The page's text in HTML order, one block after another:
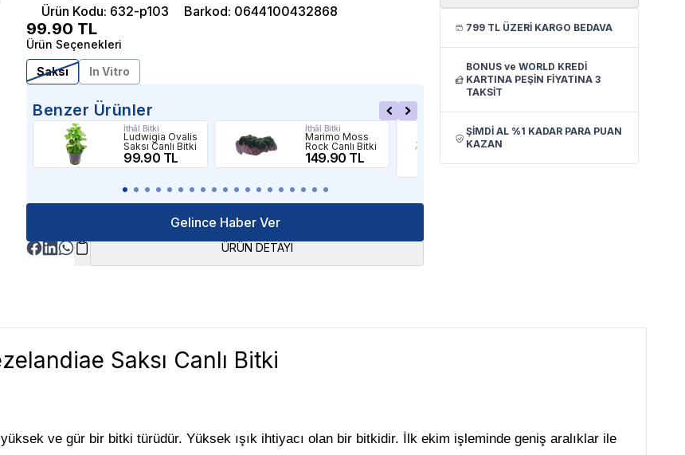
Ürün Kodu: 632-p103 Barkod: 0644100432868
99.90 TL
Ürün Seçenekleri
Saksı
In Vitro
Benzer Ürünler
İthâl Bitki
Ludwigia Ovalis
Saksı Canlı Bitki
99.90 TL
İthâl Bitki
Marimo Moss
Rock Canlı Bitki
149.90 TL
İthâl Bitki
Dracaena
Sanderiana Gold
69.90 TL
Gelince Haber Ver
ÜRÜN DETAYI
799 TL ÜZERİ KARGO BEDAVA
BONUS ve WORLD KREDİ
KARTINA PEŞİN FİYATINA 3
TAKSİT
ŞİMDİ AL %1 KADAR PARA PUAN
KAZAN
Saksı Canlı Bitki
ve gür bir bitki türüdür. Yüksek ışık ihtiyacı olan bir bitkidir. İlk ekim işleminde geniş aralıklar ile